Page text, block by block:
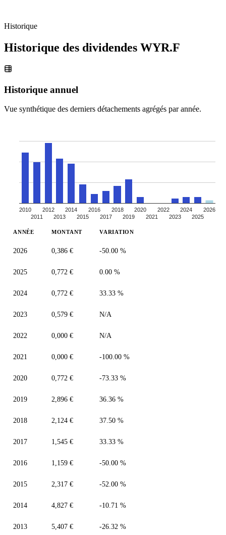
Historique
Historique des dividendes WYR.F
Historique annuel
Vue synthétique des derniers détachements agrégés par année.
2010
2011
2012
2013
2014
2015
2016
2017
2018
2019
2020
2021
2022
2023
2024
2025
2026
ANNÉE MONTANT VARIATION
2026 0,386 € -50.00 %
2025 0,772 € 0.00 %
2024 0,772 € 33.33 %
2023 0,579 € N/A
2022 0,000 € N/A
2021 0,000 € -100.00 %
2020 0,772 € -73.33 %
2019 2,896 € 36.36 %
2018 2,124 € 37.50 %
2017 1,545 € 33.33 %
2016 1,159 € -50.00 %
2015 2,317 € -52.00 %
2014 4,827 € -10.71 %
2013 5,407 € -26.32 %